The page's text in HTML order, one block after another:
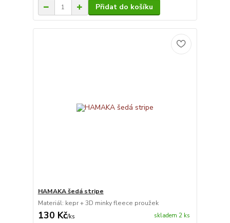
Přidat do košíku
HAMAKA šedá stripe
Materiál: kepr + 3D minky fleece proužek
130 Kč/ks skladem 2 ks